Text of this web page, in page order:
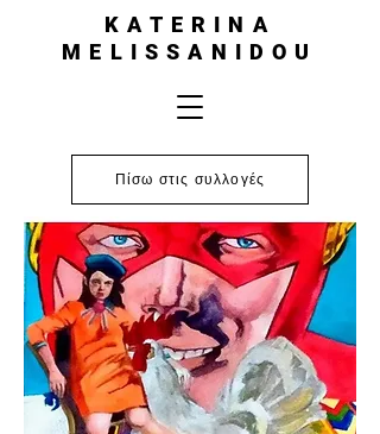
KATERINA
MELISSANIDOU
Πίσω στις συλλογές